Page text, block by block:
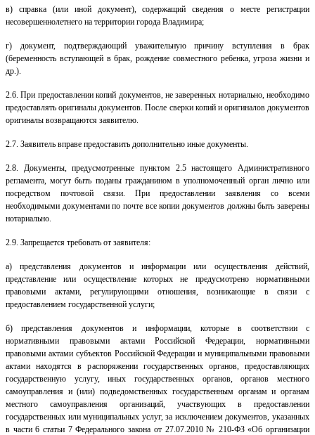
в) справка (или иной документ), содержащий сведения о месте регистрации
несовершеннолетнего на территории города Владимира;
г) документ, подтверждающий уважительную причину вступления в брак
(беременность вступающей в брак, рождение совместного ребенка, угроза жизни и
др.).
2.6. При предоставлении копий документов, не заверенных нотариально, необходимо
предоставлять оригиналы документов. После сверки копий и оригиналов документов
оригиналы возвращаются заявителю.
2.7. Заявитель вправе предоставить дополнительно иные документы.
2.8. Документы, предусмотренные пунктом 2.5настоящего Административного
регламента, могут быть поданы гражданином в уполномоченный орган лично или
посредством почтовой связи. При предоставлении заявления со всеми
необходимыми документами по почте все копии документов должны быть заверены
нотариально.
2.9. Запрещается требовать от заявителя:
а) представления документов и информации или осуществления действий,
представление или осуществление которых не предусмотрено нормативными
правовыми актами, регулирующими отношения, возникающие в связи с
предоставлением государственной услуги;
б)представления документов и информации, которые в соответствии с
нормативными правовыми актами Российской Федерации, нормативными
правовыми актами субъектов Российской Федерации и муниципальными правовыми
актами находятся в распоряжении государственных органов, предоставляющих
государственную услугу, иных государственных органов, органов местного
самоуправления и (или) подведомственных государственным органам и органам
местного самоуправления организаций, участвующих в предоставлении
государственных или муниципальных услуг, за исключением документов, указанных
в части 6 статьи 7Федерального закона от 27.07.2010 № 210-ФЗ «Об организации